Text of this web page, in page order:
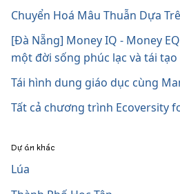
Chuyển Hoá Mâu Thuẫn Dựa
[Đà Nẵng] Money IQ - Money
một đời sống phúc lạc và tái tạo
Tái hình dung giáo dục cùng
Tất cả chương trình Ecoversity
Dự án khác
Lúa